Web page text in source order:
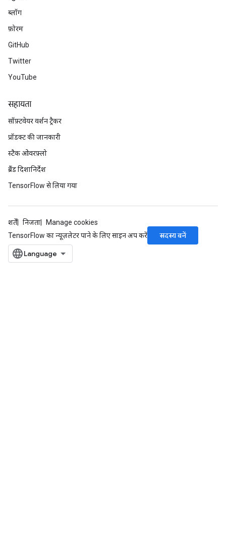
ब्लॉग
फ़ोरम
GitHub
Twitter
YouTube
सहायता
सॉफ़्टवेयर वर्शन ट्रैकर
प्रॉडक्ट की जानकारी
स्टैक ओवरफ़्लो
ब्रैंड दिशानिर्देश
TensorFlow से लिया गया
शर्तें निजता
Manage cookies
TensorFlow का न्यूज़लेटर पाने के लिए साइन अप करें
सदस्य बनें